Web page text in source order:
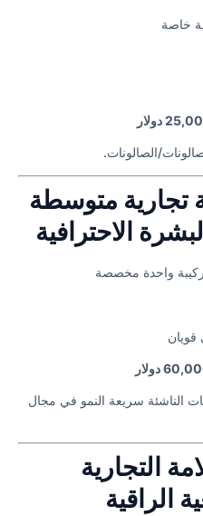
الصالونات.
تجارية متوسطة
الاحترافية
واحدة مخصصة
قويان
الناشئة سريعة النمو في مجال
التجارية
الراقية